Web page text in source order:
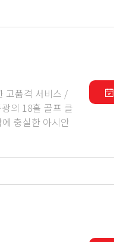
고품격 서비스 /
의 18홀 골프 클
충실한 아시안